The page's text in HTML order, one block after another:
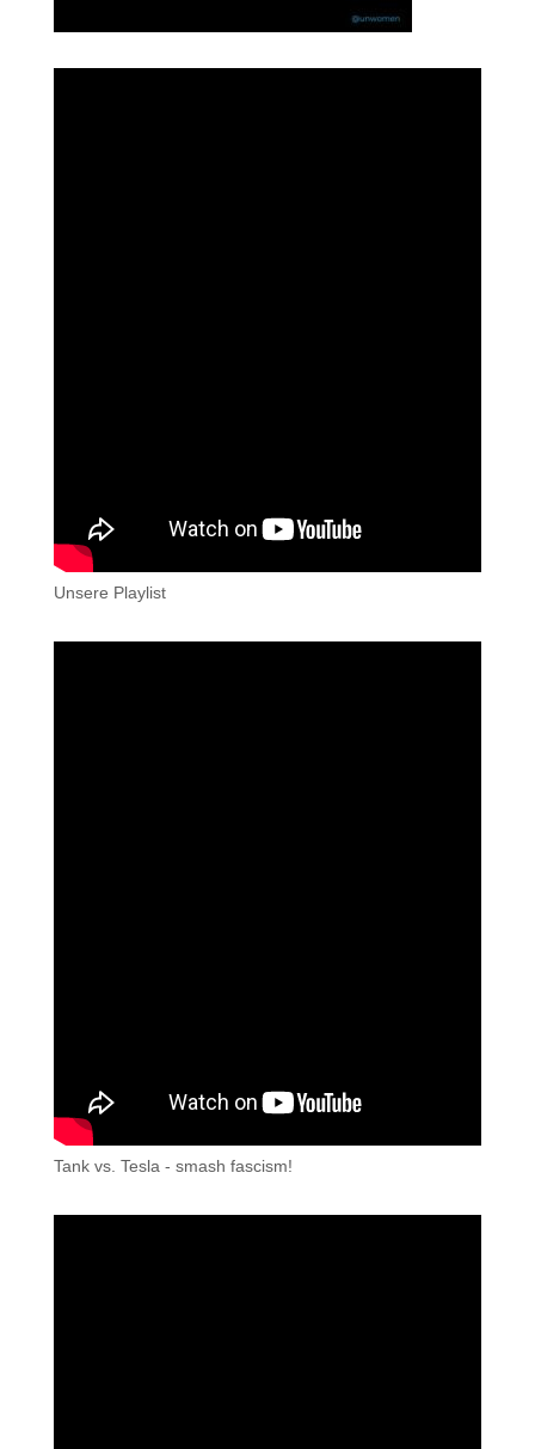
Unsere Playlist
Tank vs. Tesla - smash fascism!